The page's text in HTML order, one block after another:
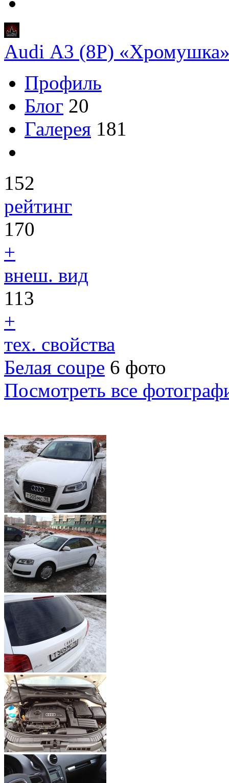
Audi A3 (8P)
Профиль
Блог 20
Галерея 181
152
рейтинг
170
+
внеш. вид
113
+
тех. свойства
Белая coupe 6 фото
Посмотреть все